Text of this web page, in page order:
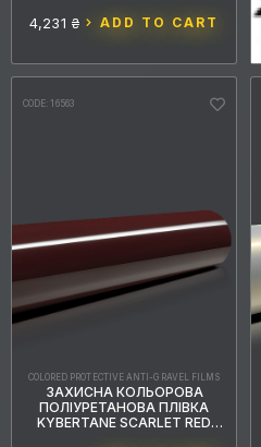
1.52MX15M
4,231 ₴ ADD TO CART
CODE: 16563
COLORED PROTECTIVE ANTI-GRAVEL FILMS
ЗАХИСНА КОЛЬОРОВА
ПОЛІУРЕТАНОВА ПЛІВКА
KYBERTANE SCARLET RED